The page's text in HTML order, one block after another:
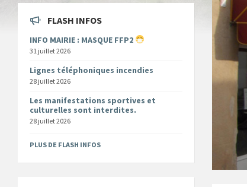
FLASH INFOS
INFO MAIRIE : MASQUE FFP2
31 juillet 2026
Lignes téléphoniques incendies
28 juillet 2026
Les manifestations sportives et
culturelles sont interdites.
28 juillet 2026
PLUS DE FLASH INFOS